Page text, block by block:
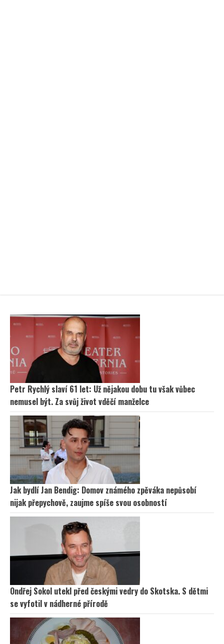
Petr Rychlý slaví 61 let: Už nějakou dobu tu však vůbec
nemusel být. Za svůj život vděčí manželce
Jak bydlí Jan Bendig: Domov známého zpěváka nepůsobí
nijak přepychově, zaujme spíše svou osobností
Ondřej Sokol utekl před českými vedry do Skotska. S dětmi
se vyfotil v nádherné přírodě